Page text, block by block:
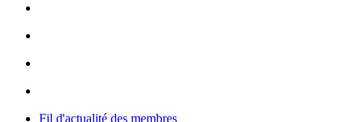
Fil d'actualité des membres